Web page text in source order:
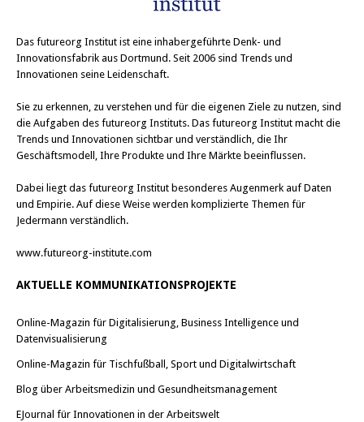
Das futureorg Institut ist eine inhabergeführte Denk- und
Innovationsfabrik aus Dortmund. Seit 2006 sind Trends und
Innovationen seine Leidenschaft.
Sie zu erkennen, zu verstehen und für die eigenen Ziele zu nutzen, sind
die Aufgaben des futureorg Instituts. Das futureorg Institut macht die
Trends und Innovationen sichtbar und verständlich, die Ihr
Geschäftsmodell, Ihre Produkte und Ihre Märkte beeinflussen.
Dabei liegt das futureorg Institut besonderes Augenmerk auf Daten
und Empirie. Auf diese Weise werden komplizierte Themen für
Jedermann verständlich.
www.futureorg-institute.com
AKTUELLE KOMMUNIKATIONSPROJEKTE
Online-Magazin für Digitalisierung, Business Intelligence und
Datenvisualisierung
Online-Magazin für Tischfußball, Sport und Digitalwirtschaft
Blog über Arbeitsmedizin und Gesundheitsmanagement
EJournal für Innovationen in der Arbeitswelt